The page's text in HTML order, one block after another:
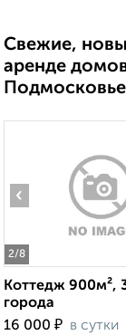
Свежие,
аренде
2/8
‹
Коттедж 900м²,
города
16 000 ₽ в сутки